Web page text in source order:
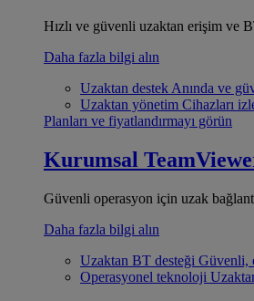
Hızlı ve güvenli uzaktan erişim ve
Daha fazla bilgi alın
Uzaktan destek Anında ve
Uzaktan yönetim Cihazları
Planları ve fiyatlandırmayı görün
Kurumsal
Güvenli operasyon için uzak
Daha fazla bilgi alın
Uzaktan BT desteği Güvenli,
Operasyonel teknoloji